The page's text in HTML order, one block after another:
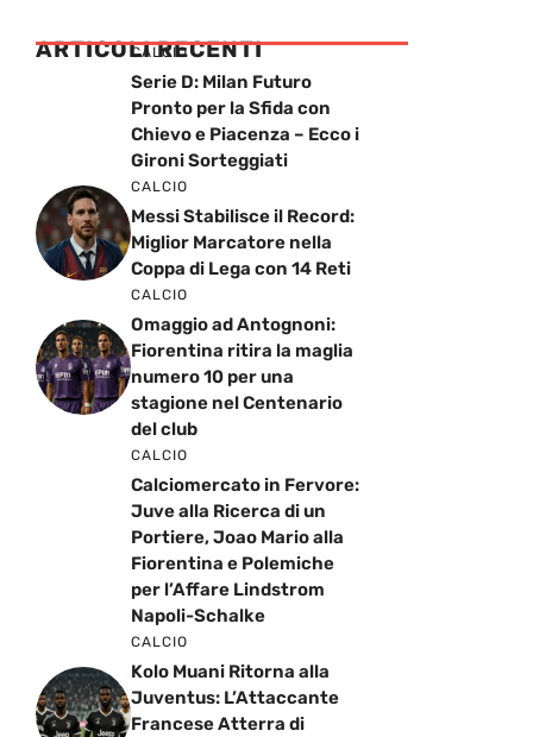
ARTICOLI RECENTI
CALCIO
Serie D: Milan Futuro
Pronto per la Sfida con
Chievo e Piacenza – Ecco i
Gironi Sorteggiati
CALCIO
Messi Stabilisce il Record:
Miglior Marcatore nella
Coppa di Lega con 14 Reti
CALCIO
Omaggio ad Antognoni:
Fiorentina ritira la maglia
numero 10 per una
stagione nel Centenario
del club
CALCIO
Calciomercato in Fervore:
Juve alla Ricerca di un
Portiere, Joao Mario alla
Fiorentina e Polemiche
per l’Affare Lindstrom
Napoli-Schalke
CALCIO
Kolo Muani Ritorna alla
Juventus: L’Attaccante
Francese Atterra di